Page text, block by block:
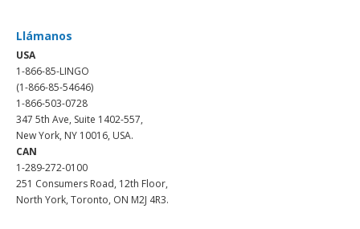
Llámanos
USA
1-866-85-LINGO
(1-866-85-54646)
1-866-503-0728
347 5th Ave, Suite 1402-557,
New York, NY 10016, USA.
CAN
1-289-272-0100
251 Consumers Road, 12th Floor,
North York, Toronto, ON M2J 4R3.